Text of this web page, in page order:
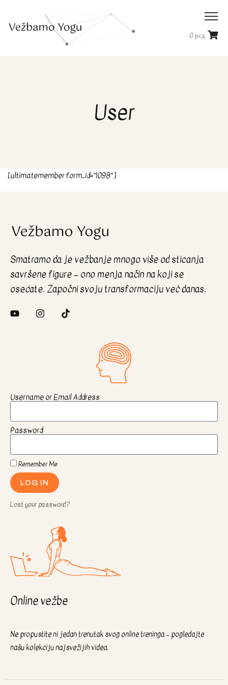
0рсд
User
[ultimatemember form_id=”1098″]
Smatramo da je vežbanje mnogo više od sticanja
savršene figure – ono menja način na koji se
osećate. Započni svoju transformaciju veċ danas.
Username or Email Address
Password
Remember Me
LOG IN
Lost your password?
Online vežbe
Ne propustite ni jedan trenutak svog online treninga – pogledajte
našu kolekciju najsvežijih videa.